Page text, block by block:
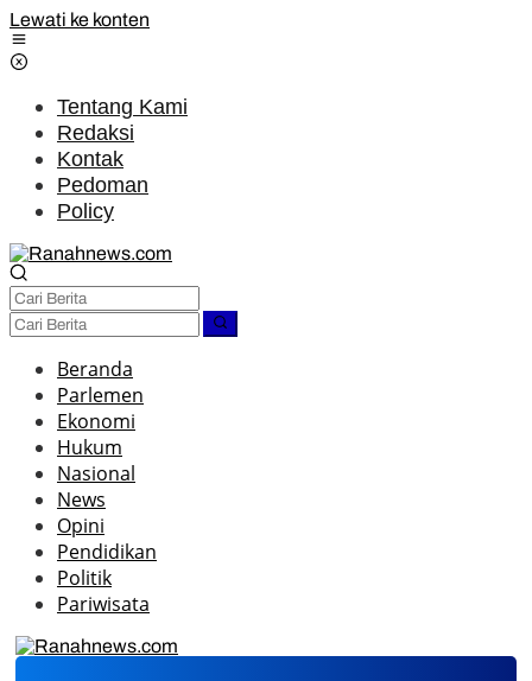
Lewati ke konten
Tentang Kami
Redaksi
Kontak
Pedoman
Policy
Beranda
Parlemen
Ekonomi
Hukum
Nasional
News
Opini
Pendidikan
Politik
Pariwisata